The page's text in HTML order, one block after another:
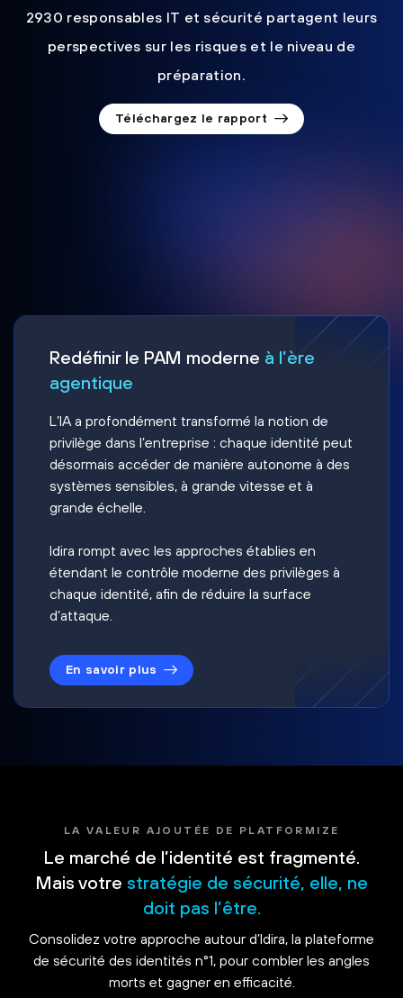
2930 responsables IT et sécurité partagent leurs
perspectives sur les risques et le niveau de
préparation.
Téléchargez le rapport
Redéfinir le PAM moderne à l’ère
agentique
L’IA a profondément transformé la notion de
privilège dans l’entreprise : chaque identité peut
désormais accéder de manière autonome à des
systèmes sensibles, à grande vitesse et à
grande échelle.
Idira rompt avec les approches établies en
étendant le contrôle moderne des privilèges à
chaque identité, afin de réduire la surface
d’attaque.
En savoir plus
LA VALEUR AJOUTÉE DE PLATFORMIZE
Le marché de l’identité est fragmenté.
Mais votre stratégie de sécurité, elle, ne
doit pas l’être.
Consolidez votre approche autour d’Idira, la plateforme
de sécurité des identités n°1, pour combler les angles
morts et gagner en efficacité.